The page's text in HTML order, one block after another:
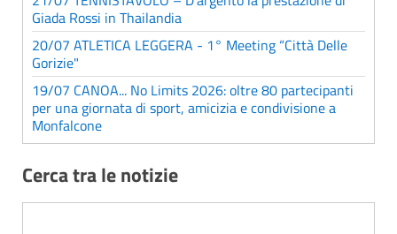
Giada Rossi in Thailandia
20/07 ATLETICA LEGGERA - 1° Meeting “Città Delle
Gorizie"
19/07 CANOA... No Limits 2026: oltre 80 partecipanti
per una giornata di sport, amicizia e condivisione a
Monfalcone
Cerca tra le notizie